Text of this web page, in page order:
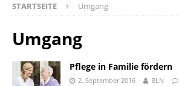
STARTSEITE Umgang
Umgang
Pflege in Familie fördern
2. September 2016 BLN